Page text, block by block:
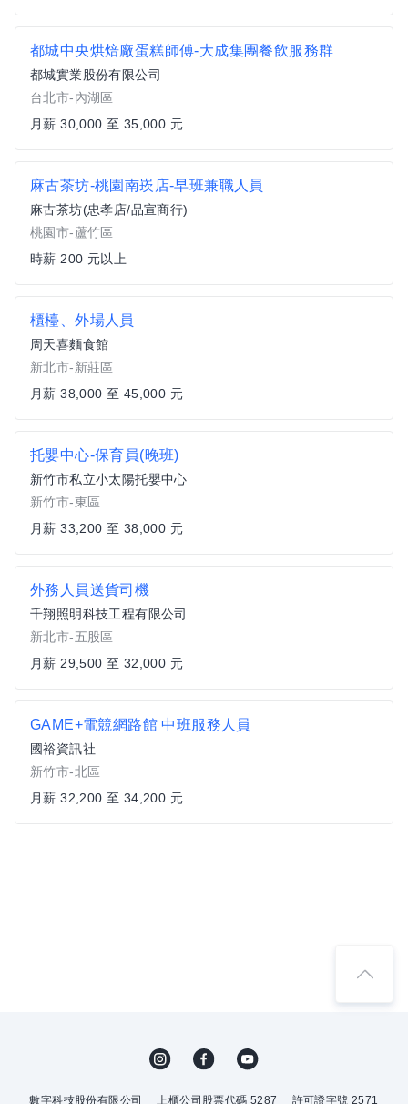
都城中央烘焙廠蛋糕師傅-大成集團餐飲服務群
都城實業股份有限公司
台北市-內湖區
月薪 30,000 至 35,000 元
麻古茶坊-桃園南崁店-早班兼職人員
麻古茶坊(忠孝店/品宣商行)
桃園市-蘆竹區
時薪 200 元以上
櫃檯、外場人員
周天喜麵食館
新北市-新莊區
月薪 38,000 至 45,000 元
托嬰中心-保育員(晚班)
新竹市私立小太陽托嬰中心
新竹市-東區
月薪 33,200 至 38,000 元
外務人員送貨司機
千翔照明科技工程有限公司
新北市-五股區
月薪 29,500 至 32,000 元
GAME+電競網路館 中班服務人員
國裕資訊社
新竹市-北區
月薪 32,200 至 34,200 元
數字科技股份有限公司 上櫃公司股票代碼 5287 許可證字號 2571